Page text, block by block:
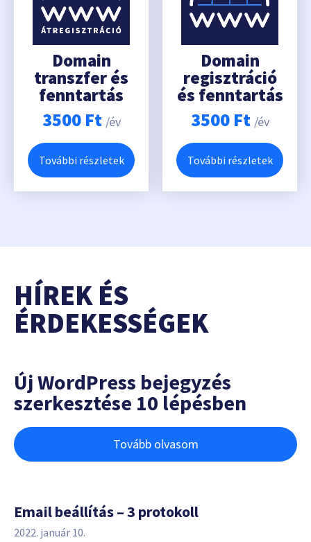
Domain
transzfer és
fenntartás
3500 Ft /év
További részletek
Domain
regisztráció
és fenntartás
3500 Ft /év
További részletek
HÍREK ÉS
ÉRDEKESSÉGEK
Új WordPress bejegyzés
szerkesztése 10 lépésben
Tovább olvasom
Email beállítás – 3 protokoll
2022. január 10.